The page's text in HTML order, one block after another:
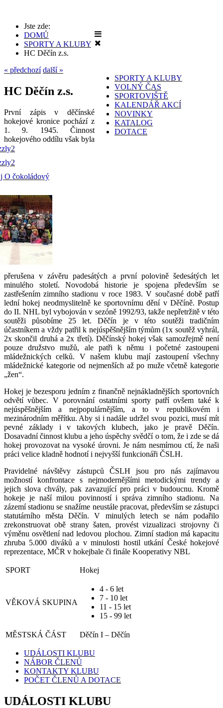
SPORTY A KLUBY
VOLNÝ ČAS
SPORTOVIŠTĚ
KALENDÁŘ AKCÍ
NOVINKY
KATALOG
DOTACE
Jste zde:
DOMŮ
SPORTY A KLUBY
HC Děčín z.s.
« předchozí další »
HC Děčín z.s.
První zápis v děčínské
hokejové kronice pochází z
1. 9. 1945. Činnost
hokejového oddílu však byla
přerušena v závěru padesátých a první polovině šedesátých let
minulého století. Novodobá historie je spojena především se
zastřešením zimního stadionu v roce 1983. V současné době patří
lední hokej neodmyslitelně ke sportovnímu dění v Děčíně. Postup
do II. NHL byl vybojován v sezóně 1992/93, takže nepřetržitě v této
soutěži působíme 25 let. Děčín je v této soutěži tradičním
účastníkem a vždy patřil k nejúspěšnějším týmům (1x soutěž vyhrál,
2x skončil druhá a 2x třetí). Děčínský hokej však samozřejmě není
pouze družstvo mužů, ale patři k němu i početné zastoupeni
mládežnických celků. V našem klubu mají zastoupení všechny
mládežnické kategorie od nejmenších až po muže včetně kategorie
„žen“.
Hokej je bezesporu jedním z finančně nejnákladnějších sportovních
odvětí vůbec. V porovnání ostatními sporty patří ovšem také k
nejúspěšnějším a nejpopulárnějším, a to v republikovém i
mezinárodním měřítku. Aby si i nadále udržel svou pozici, musí mít
pevné základy i v takových klubech, jako je pravě Děčín.
Dosavadní činnost klubu a jeho úspěchy svědčí o tom, že i zde se dá
hokej provozovat na vysoké úrovni. Je nám nesmírnou ctí, že naši
práci velice kladně hodnotí i nejvyšší funkcionáři ČSLH.
Pravidelné návštěvy zástupců ČSLH jsou pro nás zajímavou
možností konfrontace s nejmodernějšími metodickými trendy a
jejich slova chvály, pak zavazující pro práci v budoucnu. Kromě
hokeje je naší milou povinností i správa zimního stadionu. Na
zázemí stadionu se snažíme neustále pracovat, především se zástupci
statutárního města Děčín. V minulých letech se nám podařilo
zrekonstruovat obě strany šaten, provést vizualizaci strojovny či
výměnu osvětlení nad ledovou plochou. Zimní stadion má kapacitu
zhruba 5.000 diváků a v minulosti hostil utkání České hokejové
reprezentace, MČR v hokejbale či finále Kooperativy NBL
SPORT Hokej
VĚKOVÁ SKUPINA
4 - 6 let
7 - 10 let
11 - 15 let
15 - 99 let
MĚSTSKÁ ČÁST Děčín I – Děčín
UDÁLOSTI KLUBU
NÁBOR ČLENŮ
KONTAKTY KLUBU
POČET ČLENŮ A DOTACE
UDÁLOSTI KLUBU